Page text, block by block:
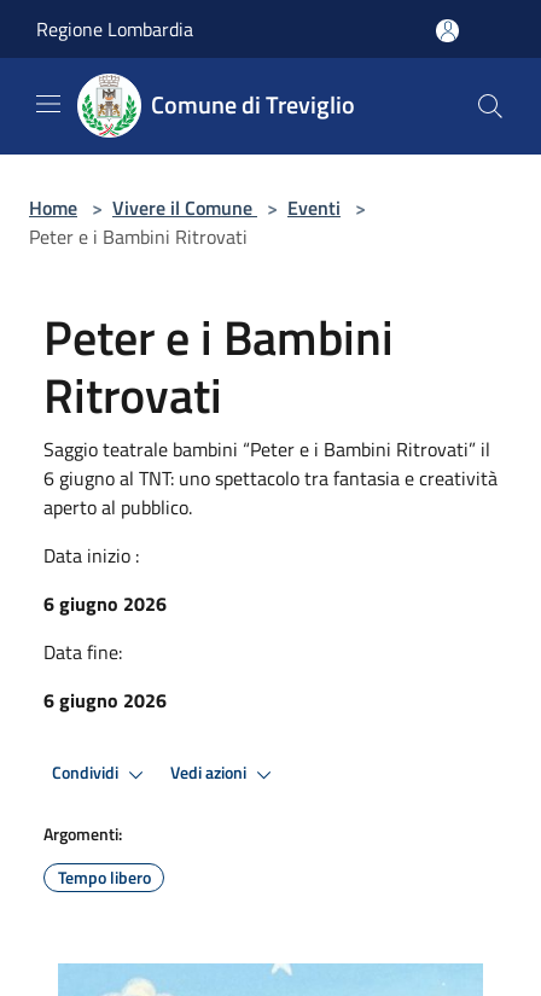
Regione Lombardia
Comune di Treviglio
Home > Vivere il Comune > Eventi >
Peter e i Bambini Ritrovati
Peter e i Bambini
Ritrovati
Saggio teatrale bambini “Peter e i Bambini Ritrovati” il
6 giugno al TNT: uno spettacolo tra fantasia e creatività
aperto al pubblico.
Data inizio :
6 giugno 2026
Data fine:
6 giugno 2026
Condividi Vedi azioni
Argomenti:
Tempo libero